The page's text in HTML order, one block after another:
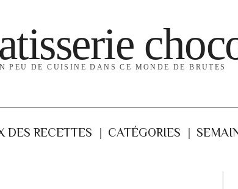
PEU DE CUISINE DANS CE MONDE DE BRUTES
DES RECETTES CATÉGORIES